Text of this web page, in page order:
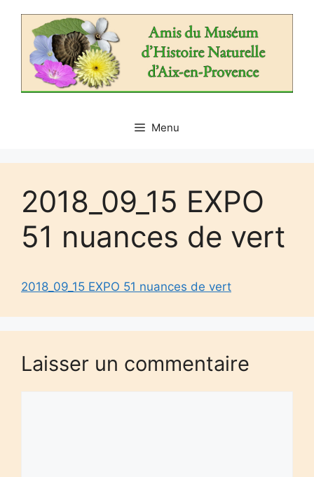
contenu
Menu
2018_09_15 EXPO
51 nuances de vert
2018_09_15 EXPO 51 nuances de vert
Laisser un commentaire